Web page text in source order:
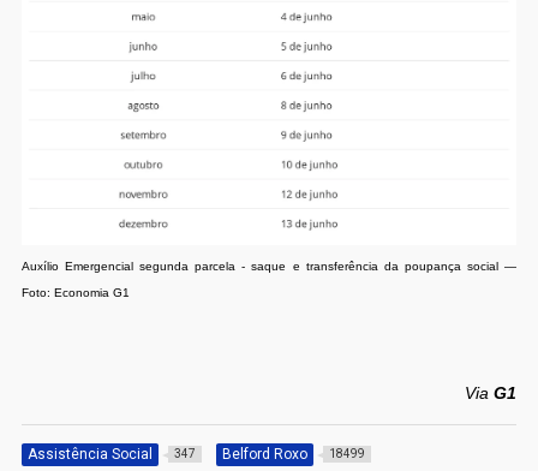
Auxílio Emergencial segunda parcela - saque e transferência da poupança social —
Foto: Economia G1
ViaG1
Assistência Social 347 Belford Roxo 18499